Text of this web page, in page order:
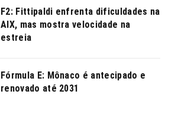
F2: Fittipaldi enfrenta dificuldades na
AIX, mas mostra velocidade na
estreia
Fórmula E: Mônaco é antecipado e
renovado até 2031